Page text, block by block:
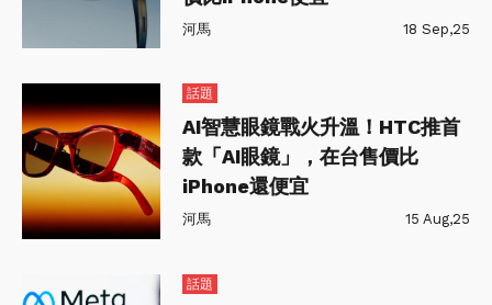
河馬 18 Sep,25
話題
AI智慧眼鏡戰火升溫！HTC推首
款「AI眼鏡」，在台售價比
iPhone還便宜
河馬 15 Aug,25
話題